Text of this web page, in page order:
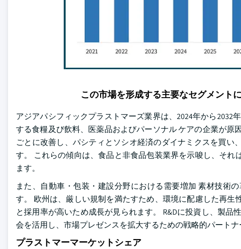
この市場を形成する主要なセグメント
アジアパシフィックプラストマーズ業界は、2024年から2032
する食糧及び飲料、医薬品およびパーソナル ケアの企業が
ごとに改善し、パシティとソシオ経済のダイナミクスを買
す。 これらの傾向は、食品と非食品包装業界を示唆し、そ
ます。
また、自動車・包装・建設分野における需要増加 素材技術
す。 欧州は、厳しい規制を満たすため、環境に配慮した再
と採用率が高いため成長が見られます。 R&Dに投資し、製
会を活用し、市場プレゼンスを拡大するための戦略的パートナ
プラストマーマーケットシェア